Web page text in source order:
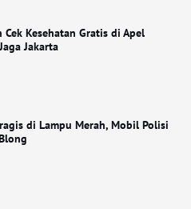
Cek Kesehatan Gratis di Apel
Jakarta
di Lampu Merah, Mobil Polisi